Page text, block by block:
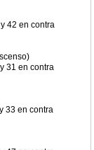
42 en contra
31 en contra
33 en contra